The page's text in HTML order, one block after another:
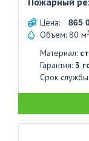
Цена: 865
Объем: 80 м3
Материал:
Гарантия: 3
Срок службы: